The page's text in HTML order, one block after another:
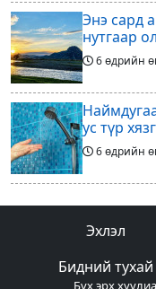
Энэ сард
нутгаар
байна
6 өдрийн
ус түр
6 өдрийн
Үс шинээр
Бүх эрх
Эхлэл
Бидний тухай